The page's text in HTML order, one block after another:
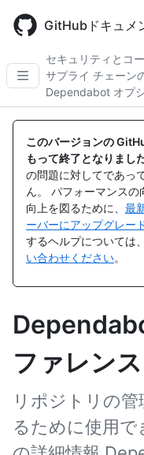
main
GitHubドキュメ
セキュリティとコ
サプライ チェーン
Dependabot オプ
このバージョンの
もって終了となりまし
の問題に対してであっ
ん。 パフォーマンス
向上を図るために、 最
ーバーにアップグレー
するヘルプについては、
い合わせください。
ファレンス
リポジトリの
るために使用